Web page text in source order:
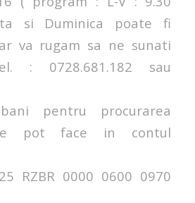
si Duminica poate fi
va rugam sa ne sunati
: 0728.681.182 sau
pentru procurarea
pot face in contul
RZBR 0000 0600 0970